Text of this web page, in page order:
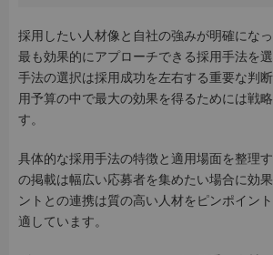
採用したい人材像と自社の強みが明確にな
最も効果的にアプローチできる採用手法を
手法の選択は採用成功を左右する重要な判
用予算の中で最大の効果を得るためには戦
す。
具体的な採用手法の特徴と適用場面を整理
の掲載は幅広い応募者を集めたい場合に効
ントとの連携は質の高い人材をピンポイン
適しています。